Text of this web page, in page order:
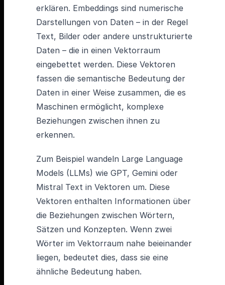
erklären. Embeddings sind numerische
Darstellungen von Daten – in der Regel
Text, Bilder oder andere unstrukturierte
Daten – die in einen Vektorraum
eingebettet werden. Diese Vektoren
fassen die semantische Bedeutung der
Daten in einer Weise zusammen, die es
Maschinen ermöglicht, komplexe
Beziehungen zwischen ihnen zu
erkennen.
Zum Beispiel wandeln Large Language
Models (LLMs) wie GPT, Gemini oder
Mistral Text in Vektoren um. Diese
Vektoren enthalten Informationen über
die Beziehungen zwischen Wörtern,
Sätzen und Konzepten. Wenn zwei
Wörter im Vektorraum nahe beieinander
liegen, bedeutet dies, dass sie eine
ähnliche Bedeutung haben.